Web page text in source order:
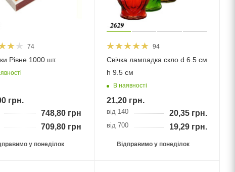
74
Рівне 1000 шт.
грн.
748,80 грн.
709,80 грн.
у понеділок
94
Свічка лампадка скло d 6.5 см
h 9.5 см
В наявності
21,20грн.
від 140 20,35 грн.
від 700 19,29 грн.
Відправимо у понеділок